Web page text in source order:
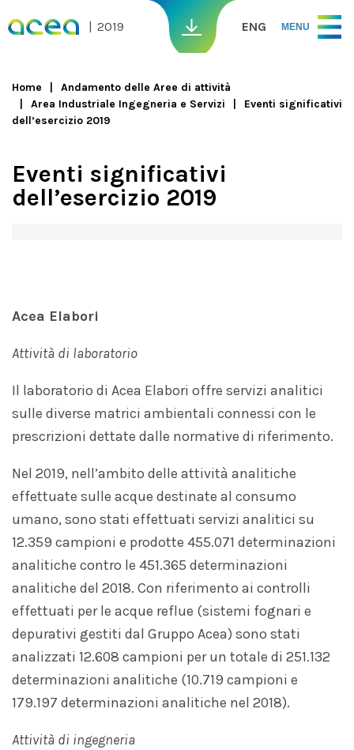
2019 ENG MENU
You are here
Home
Andamento delle Aree di attività
Area Industriale Ingegneria e Servizi
Eventi significativi
dell’esercizio 2019
Eventi significativi
dell’esercizio 2019
Acea Elabori
Attività di laboratorio
Il laboratorio di Acea Elabori offre servizi analitici
sulle diverse matrici ambientali connessi con le
prescrizioni dettate dalle normative di riferimento.
Nel 2019, nell’ambito delle attività analitiche
effettuate sulle acque destinate al consumo
umano, sono stati effettuati servizi analitici su
12.359 campioni e prodotte 455.071 determinazioni
analitiche contro le 451.365 determinazioni
analitiche del 2018. Con riferimento ai controlli
effettuati per le acque reflue (sistemi fognari e
depurativi gestiti dal Gruppo Acea) sono stati
analizzati 12.608 campioni per un totale di 251.132
determinazioni analitiche (10.719 campioni e
179.197 determinazioni analitiche nel 2018).
Attività di ingegneria